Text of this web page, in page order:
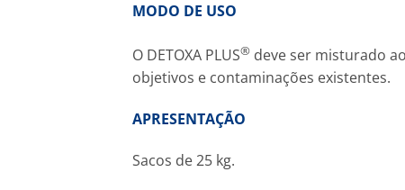
MODO DE USO
O DETOXA PLUS® deve ser misturado
objetivos e contaminações existentes.
APRESENTAÇÃO
Sacos de 25 kg.